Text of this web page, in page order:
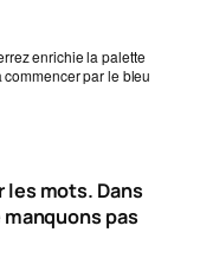
enrichie la palette
par le bleu
les mots. Dans
pas